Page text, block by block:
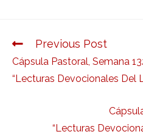
Previous Post
Cápsula Pastoral, Semana
“Lecturas Devocionales Del
“Lecturas